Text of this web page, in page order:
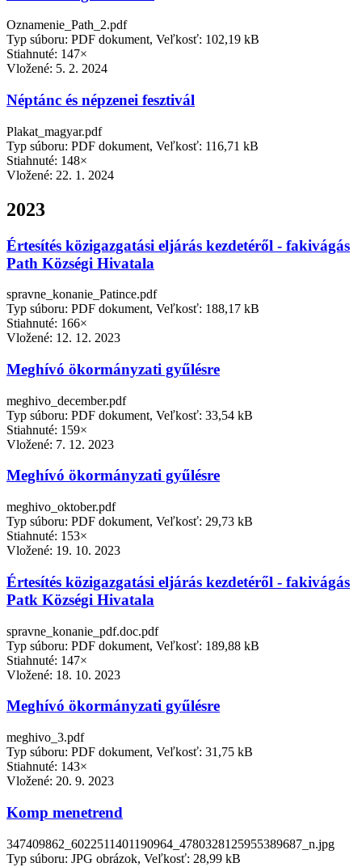
Oznamenie_Path_2.pdf
Typ súboru: PDF dokument, Veľkosť: 102,19 kB
Stiahnuté: 147×
Vložené: 5. 2. 2024
Néptánc és népzenei fesztivál
Plakat_magyar.pdf
Typ súboru: PDF dokument, Veľkosť: 116,71 kB
Stiahnuté: 148×
Vložené: 22. 1. 2024
2023
Értesítés közigazgatási eljárás kezdetéről - fakivágás
Path Községi Hivatala
spravne_konanie_Patince.pdf
Typ súboru: PDF dokument, Veľkosť: 188,17 kB
Stiahnuté: 166×
Vložené: 12. 12. 2023
Meghívó ökormányzati gyűlésre
meghivo_december.pdf
Typ súboru: PDF dokument, Veľkosť: 33,54 kB
Stiahnuté: 159×
Vložené: 7. 12. 2023
Meghívó ökormányzati gyűlésre
meghivo_oktober.pdf
Typ súboru: PDF dokument, Veľkosť: 29,73 kB
Stiahnuté: 153×
Vložené: 19. 10. 2023
Értesítés közigazgatási eljárás kezdetéről - fakivágás
Patk Községi Hivatala
spravne_konanie_pdf.doc.pdf
Typ súboru: PDF dokument, Veľkosť: 189,88 kB
Stiahnuté: 147×
Vložené: 18. 10. 2023
Meghívó ökormányzati gyűlésre
meghivo_3.pdf
Typ súboru: PDF dokument, Veľkosť: 31,75 kB
Stiahnuté: 143×
Vložené: 20. 9. 2023
Komp menetrend
347409862_6022511401190964_4780328125955389687_n.jpg
Typ súboru: JPG obrázok, Veľkosť: 28,99 kB